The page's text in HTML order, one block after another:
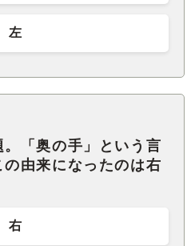
左
「奥の手」という言
由来になったのは右
右